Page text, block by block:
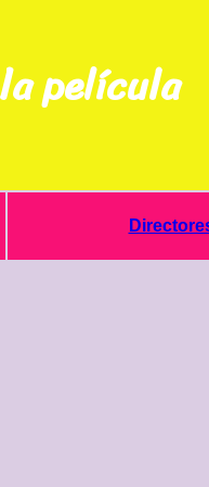
película